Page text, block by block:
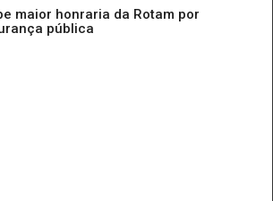
maior honraria da Rotam por
pública